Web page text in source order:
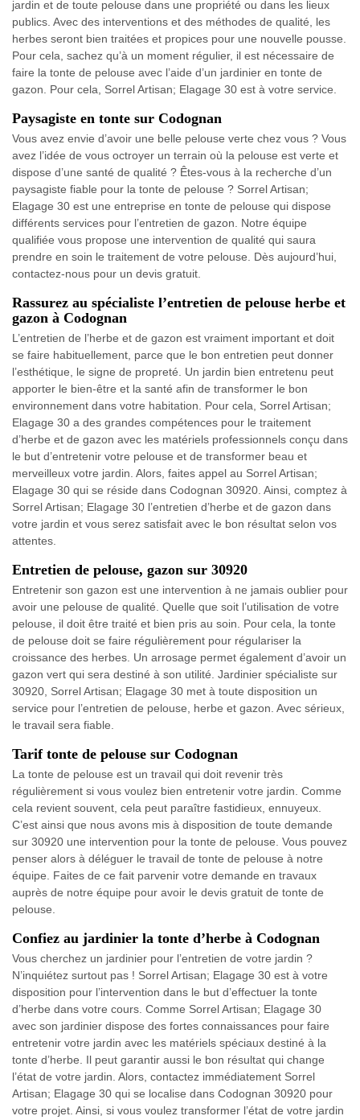
jardin et de toute pelouse dans une propriété ou dans les lieux
publics. Avec des interventions et des méthodes de qualité, les
herbes seront bien traitées et propices pour une nouvelle pousse.
Pour cela, sachez qu’à un moment régulier, il est nécessaire de
faire la tonte de pelouse avec l’aide d’un jardinier en tonte de
gazon. Pour cela, Sorrel Artisan; Elagage 30 est à votre service.
Paysagiste en tonte sur Codognan
Vous avez envie d’avoir une belle pelouse verte chez vous ? Vous
avez l’idée de vous octroyer un terrain où la pelouse est verte et
dispose d’une santé de qualité ? Êtes-vous à la recherche d’un
paysagiste fiable pour la tonte de pelouse ? Sorrel Artisan;
Elagage 30 est une entreprise en tonte de pelouse qui dispose
différents services pour l’entretien de gazon. Notre équipe
qualifiée vous propose une intervention de qualité qui saura
prendre en soin le traitement de votre pelouse. Dès aujourd’hui,
contactez-nous pour un devis gratuit.
Rassurez au spécialiste l’entretien de pelouse herbe et
gazon à Codognan
L’entretien de l’herbe et de gazon est vraiment important et doit
se faire habituellement, parce que le bon entretien peut donner
l’esthétique, le signe de propreté. Un jardin bien entretenu peut
apporter le bien-être et la santé afin de transformer le bon
environnement dans votre habitation. Pour cela, Sorrel Artisan;
Elagage 30 a des grandes compétences pour le traitement
d’herbe et de gazon avec les matériels professionnels conçu dans
le but d’entretenir votre pelouse et de transformer beau et
merveilleux votre jardin. Alors, faites appel au Sorrel Artisan;
Elagage 30 qui se réside dans Codognan 30920. Ainsi, comptez à
Sorrel Artisan; Elagage 30 l’entretien d’herbe et de gazon dans
votre jardin et vous serez satisfait avec le bon résultat selon vos
attentes.
Entretien de pelouse, gazon sur 30920
Entretenir son gazon est une intervention à ne jamais oublier pour
avoir une pelouse de qualité. Quelle que soit l’utilisation de votre
pelouse, il doit être traité et bien pris au soin. Pour cela, la tonte
de pelouse doit se faire régulièrement pour régulariser la
croissance des herbes. Un arrosage permet également d’avoir un
gazon vert qui sera destiné à son utilité. Jardinier spécialiste sur
30920, Sorrel Artisan; Elagage 30 met à toute disposition un
service pour l’entretien de pelouse, herbe et gazon. Avec sérieux,
le travail sera fiable.
Tarif tonte de pelouse sur Codognan
La tonte de pelouse est un travail qui doit revenir très
régulièrement si vous voulez bien entretenir votre jardin. Comme
cela revient souvent, cela peut paraître fastidieux, ennuyeux.
C’est ainsi que nous avons mis à disposition de toute demande
sur 30920 une intervention pour la tonte de pelouse. Vous pouvez
penser alors à déléguer le travail de tonte de pelouse à notre
équipe. Faites de ce fait parvenir votre demande en travaux
auprès de notre équipe pour avoir le devis gratuit de tonte de
pelouse.
Confiez au jardinier la tonte d’herbe à Codognan
Vous cherchez un jardinier pour l’entretien de votre jardin ?
N’inquiétez surtout pas ! Sorrel Artisan; Elagage 30 est à votre
disposition pour l’intervention dans le but d’effectuer la tonte
d’herbe dans votre cours. Comme Sorrel Artisan; Elagage 30
avec son jardinier dispose des fortes connaissances pour faire
entretenir votre jardin avec les matériels spéciaux destiné à la
tonte d’herbe. Il peut garantir aussi le bon résultat qui change
l’état de votre jardin. Alors, contactez immédiatement Sorrel
Artisan; Elagage 30 qui se localise dans Codognan 30920 pour
votre projet. Ainsi, si vous voulez transformer l’état de votre jardin